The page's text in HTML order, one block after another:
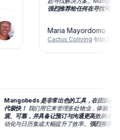
强烈推荐给任何在寻找可靠
Maria Mayordomo
Cactus Coliving创始人
Mangobeds 是非常出色的工具，在团队的
代极快！我们用它来管理多处物业，体验十
观、可靠，并具备让预订与沟通更高效的丰
动化与日历集成大幅提升了效率。强烈推荐